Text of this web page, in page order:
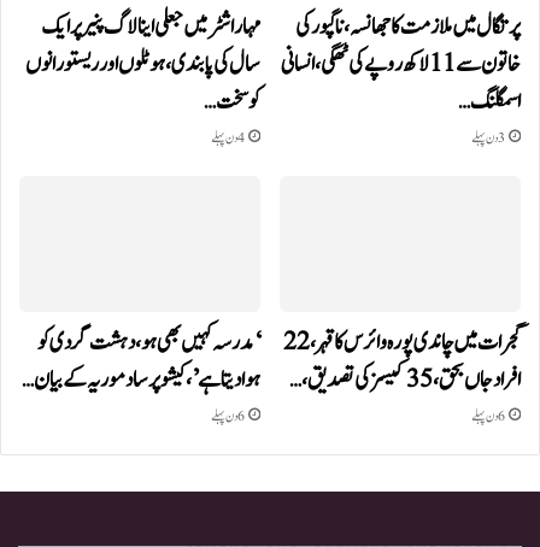
پرتگال میں ملازمت کا جھانسہ،ناگپور کی
خاتون سے 11 لاکھ روپے کی ٹھگی، انسانی
اسمگلنگ…
3 دن پہلے
مہاراشٹر میں جعلی اینالاگ پنیر پر ایک
سال کی پابندی، ہوٹلوں اور ریستورانوں
کو سخت…
4 دن پہلے
گجرات میں چاندی پورہ وائرس کا قہر، 22
افراد جاں بحق، 35 کیسز کی تصدیق،…
6 دن پہلے
‘مدرسہ کہیں بھی ہو، دہشت گردی کو
ہوا دیتا ہے’، کیشو پرساد موریہ کے بیان…
6 دن پہلے